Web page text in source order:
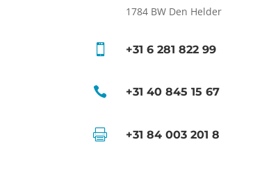
1784 BW Den Helder
 +31 6 281 822 99
 +31 40 845 15 67
 +31 84 003 201 8